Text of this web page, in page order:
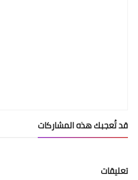
قد تُعجبك هذه المشاركات
تعليقات